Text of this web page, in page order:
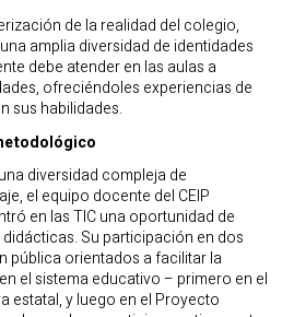
de la realidad del colegio,
amplia diversidad de identidades
debe atender en las aulas a
ofreciéndoles experiencias de
sus habilidades.
diversidad compleja de
el equipo docente del CEIP
en las TIC una oportunidad de
Su participación en dos
pública orientados a facilitar la
el sistema educativo – primero en el
estatal, y luego en el Proyecto